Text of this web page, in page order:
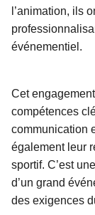
l’animation, ils
événementiel.
Cet
compétences
communication
également leur
sportif. C’est
d’un grand
des exigences